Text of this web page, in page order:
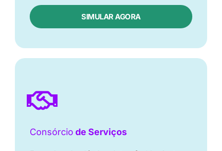
SIMULAR AGORA
Consórcio de Serviços